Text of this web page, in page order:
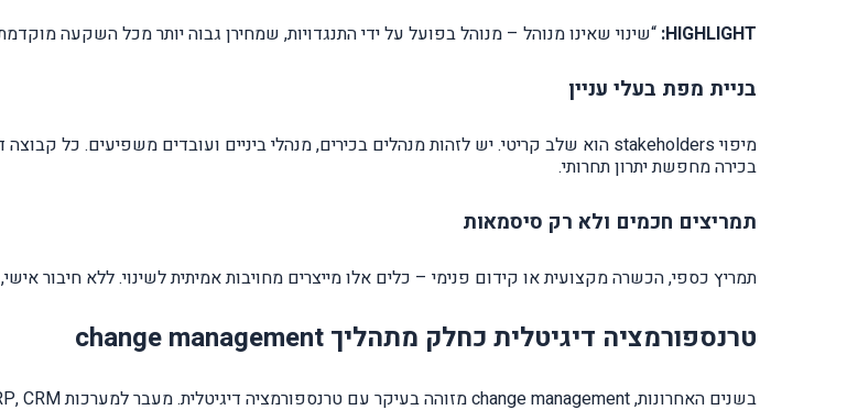
HIGHLIGHT: “שינוי שאינו מנוהל – מנוהל בפועל על ידי התנגדויות, שמחירן גבוה יותר מכל השקעה מוקדמת
בניית מפת בעלי עניין
בכירה מחפשת יתרון תחרותי.
תמריצים חכמים ולא רק סיסמאות
תמריץ כספי, הכשרה מקצועית או קידום פנימי – כלים אלו מייצרים מחויבות אמיתית לשינוי. ללא חיבור
טרנספורמציה דיגיטלית כחלק מתהליך change management